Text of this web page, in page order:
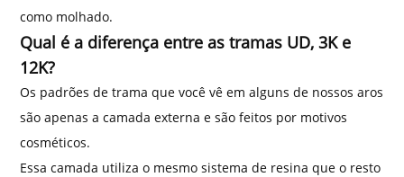
como molhado.
Qual é a diferença entre as tramas UD, 3K e
12K?
Os padrões de trama que você vê em alguns de nossos aros
são apenas a camada externa e são feitos por motivos
cosméticos.
Essa camada utiliza o mesmo sistema de resina que o resto